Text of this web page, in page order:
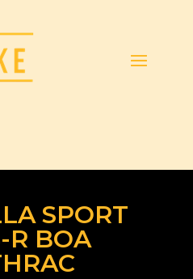
SPORT
R BOA